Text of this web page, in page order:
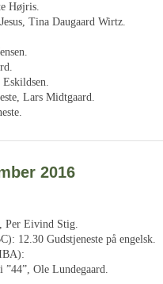
Højris.
Tina Daugaard Wirtz.
Eskildsen.
Lars Midtgaard.
2016
Per Eivind Stig.
12.30 Gudstjeneste på engelsk.
”44”, Ole Lundegaard.